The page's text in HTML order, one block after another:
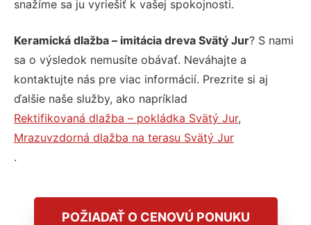
snažíme sa ju vyriešiť k vašej spokojnosti.
Keramická dlažba – imitácia dreva Svätý Jur? S nami
sa o výsledok nemusíte obávať. Neváhajte a
kontaktujte nás pre viac informácií. Prezrite si aj
ďalšie naše služby, ako napríklad
Rektifikovaná dlažba – pokládka Svätý Jur,
Mrazuvzdorná dlažba na terasu Svätý Jur
.
POŽIADAŤ O CENOVÚ PONUKU